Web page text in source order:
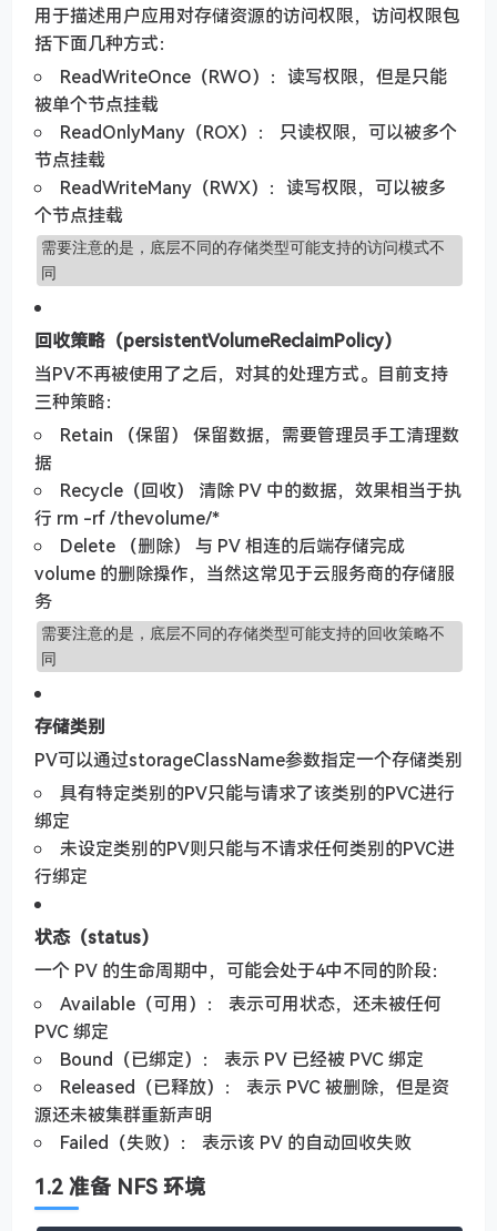
用于描述用户应用对存储资源的访问权限，访问权限包
括下面几种方式：
ReadWriteOnce（RWO）：读写权限，但是只能
被单个节点挂载
ReadOnlyMany（ROX）： 只读权限，可以被多个
节点挂载
ReadWriteMany（RWX）：读写权限，可以被多
个节点挂载
需要注意的是，底层不同的存储类型可能支持的访问模式不
同
回收策略（persistentVolumeReclaimPolicy）
当PV不再被使用了之后，对其的处理方式。目前支持
三种策略：
Retain （保留） 保留数据，需要管理员手工清理数
据
Recycle（回收） 清除 PV 中的数据，效果相当于执
行 rm -rf /thevolume/*
Delete （删除） 与 PV 相连的后端存储完成
volume 的删除操作，当然这常见于云服务商的存储服
务
需要注意的是，底层不同的存储类型可能支持的回收策略不
同
存储类别
PV可以通过storageClassName参数指定一个存储类别
具有特定类别的PV只能与请求了该类别的PVC进行
绑定
未设定类别的PV则只能与不请求任何类别的PVC进
行绑定
状态（status）
一个 PV 的生命周期中，可能会处于4中不同的阶段：
Available（可用）： 表示可用状态，还未被任何
PVC 绑定
Bound（已绑定）： 表示 PV 已经被 PVC 绑定
Released（已释放）： 表示 PVC 被删除，但是资
源还未被集群重新声明
Failed（失败）： 表示该 PV 的自动回收失败
1.2 准备 NFS 环境